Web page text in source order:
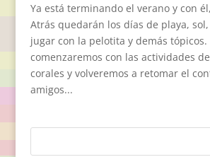
Ya está terminando el verano y con
Atrás quedarán los días de playa,
jugar con la pelotita y demás
comenzaremos con las actividades
corales y volveremos a retomar el
amigos...